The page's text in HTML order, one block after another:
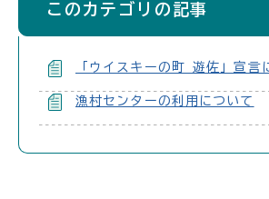
このカテゴリの記事
「ウイスキーの町 遊佐」宣言
漁村センターの利用について